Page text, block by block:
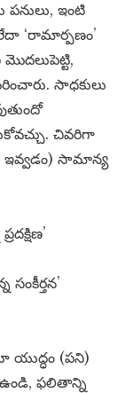
పనులు, ఇంటి
‘రామార్పణం’
మొదలుపెట్టి,
సాధకులు
చివరిగా
ఇవ్వడం) సామాన్య
సంకీర్తన’
యుద్ధం (పని)
ఫలితాన్ని